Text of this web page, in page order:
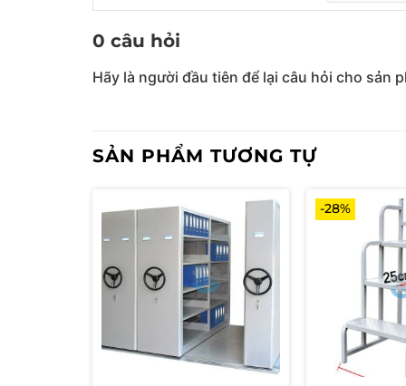
0 câu hỏi
Hãy là người đầu tiên để lại câu hỏi cho sản
SẢN PHẨM TƯƠNG TỰ
-28%